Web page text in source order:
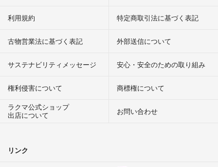
です。
よろしくお願いします。
確認をお願いします。
出品者 藁 - 3年以上前
何度もコメント済みませ。
②残債等確認させて頂きたいので、IMEI番号教えて頂けませんか？
wztn様
利用規約 特定商取引法に基づく表記
古物営業法に基づく表記 外部送信について
サステナビリティメッセージ 安心・安全のための取り組み
権利侵害について
商標権について
ラクマ公式ショップ
出店について
お問い合わせ
リンク